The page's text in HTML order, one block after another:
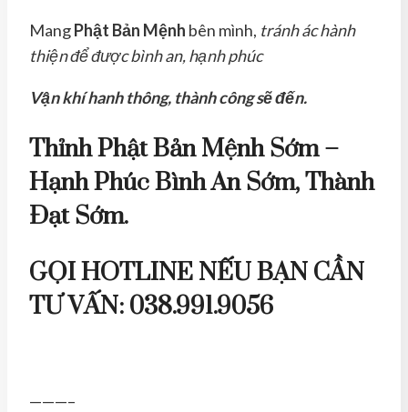
MangPhật Bản Mệnh bên mình, tránh ác hành
thiện để được bình an, hạnh phúc
Vận khí hanh thông, thành công sẽ đến.
Thỉnh Phật Bản Mệnh Sớm –
Hạnh Phúc Bình An Sớm, Thành
Đạt Sớm.
GỌI HOTLINE NẾU BẠN CẦN
TƯ VẤN: 038.991.9056
———–